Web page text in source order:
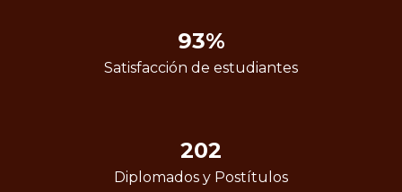
93%
Satisfacción de estudiantes
202
Diplomados y Postítulos